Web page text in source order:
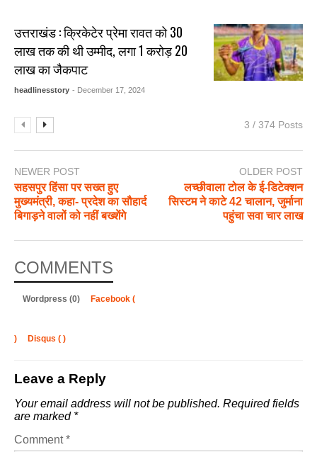
उत्तराखंड : क्रिकेटेर प्रेमा रावत को 30
लाख तक की थी उम्मीद, लगा 1 करोड़ 20
लाख का जैकपाट
headlinesstory - December 17, 2024
3 / 374 Posts
NEWER POST
सहसपुर हिंसा पर सख्त हुए
मुख्यमंत्री, कहा- प्रदेश का सौहार्द
बिगाड़ने वालों को नहीं बख्शेंगे
OLDER POST
लच्छीवाला टोल के ई-डिटेक्शन
सिस्टम ने काटे 42 चालान, जुर्माना
पहुंचा सवा चार लाख
COMMENTS
Wordpress (0) Facebook (
) Disqus ( )
Leave a Reply
Your email address will not be published. Required fields
are marked *
Comment*